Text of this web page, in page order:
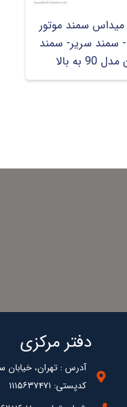
سمند موتور
سمند سریر- سمند
90 به بالا
دفتر مرکزی
آدرس : تهران، خیابان سعدی جدید،
کدپستی: ۱۱۱۵۶۳۷۴۷۱